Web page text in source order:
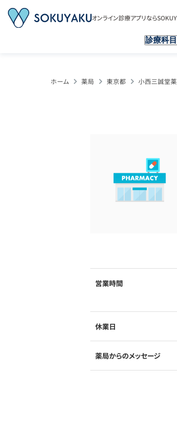
オンライン診療アプリなら
診療科目
ホーム 薬局 東京都 小西三誠堂
営業時間
休業日
薬局からのメッセージ